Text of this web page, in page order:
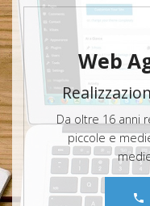
Web
Da oltre 16 anni
piccole e